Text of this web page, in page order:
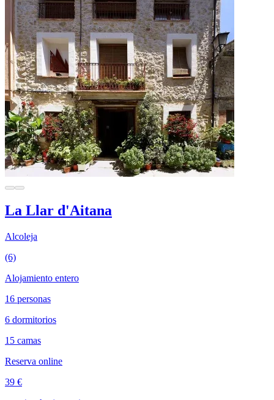
La Llar d'Aitana
Alcoleja
(6)
Alojamiento entero
16 personas
6 dormitorios
15 camas
Reserva online
39 €